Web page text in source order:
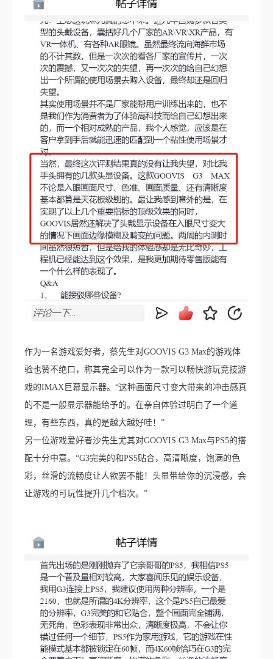
作为一名游戏爱好者，蔡先生对GOOVIS G3 Max的游戏体
验也赞不绝口，称其完全可以作为一款可以畅快游玩竞技游
戏的IMAX巨幕显示器。“这种画面尺寸变大带来的冲击感真
的不是一般显示器能给予的。在亲自体验过明白了一个道
理，有些东西，真的是越大越好哇！”
另一位游戏爱好者沙先生尤其对GOOVIS G3 Max与PS5的搭
配十分中意。“G3完美的和PS5贴合，高清晰度，饱满的色
彩，丝滑的流畅度让人欲罢不能！头显带给你的沉浸感，会
让游戏的可玩性提升几个档次。”